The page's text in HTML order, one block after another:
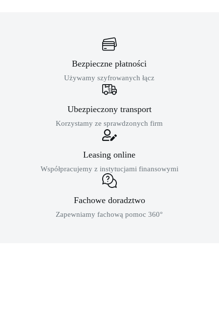
Bezpieczne płatności
Używamy szyfrowanych łącz
Ubezpieczony transport
Korzystamy ze sprawdzonych firm
Leasing online
Współpracujemy z instytucjami finansowymi
Fachowe doradztwo
Zapewniamy fachową pomoc 360°